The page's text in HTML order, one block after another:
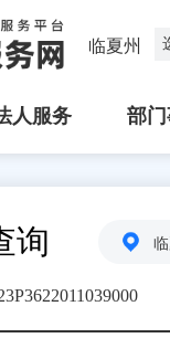
临夏州
人服务 部
询